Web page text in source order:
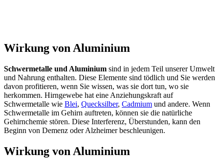
Wirkung von Aluminium
Schwermetalle und Aluminium sind in jedem Teil unserer Umwelt
und Nahrung enthalten. Diese Elemente sind tödlich und Sie werden
davon profitieren, wenn Sie wissen, was sie dort tun, wo sie
herkommen. Hirngewebe hat eine Anziehungskraft auf
Schwermetalle wie Blei, Quecksilber, Cadmium und andere. Wenn
Schwermetalle im Gehirn auftreten, können sie die natürliche
Gehirnchemie stören. Diese Interferenz, Überstunden, kann den
Beginn von Demenz oder Alzheimer beschleunigen.
Wirkung von Aluminium